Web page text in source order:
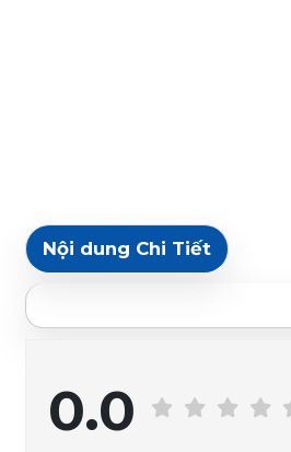
Nội dung Chi Tiết
0.0